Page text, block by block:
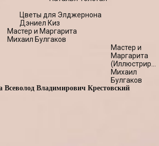
Цветы для Элджернона
Дэниел Киз
Мастер и Маргарита
Михаил Булгаков
Мастер и
Маргарита
издание)
Михаил
Булгаков
Всеволод Владимирович Крестовский